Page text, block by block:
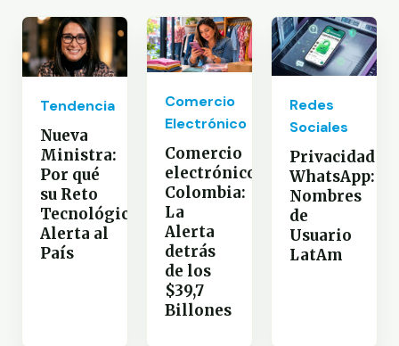
Tendencia
Nueva
Ministra:
Por qué
su Reto
Tecnológico
Alerta al
País
Comercio
Electrónico
Comercio
electrónico
Colombia:
La
Alerta
detrás
de los
$39,7
Billones
Redes
Sociales
Privacidad
WhatsApp:
Nombres
de
Usuario
LatAm